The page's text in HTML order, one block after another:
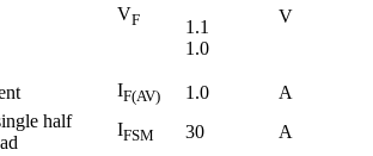
VF
1.1
1.0
V
IF(AV) 1.0
A
half
IFSM 30
A